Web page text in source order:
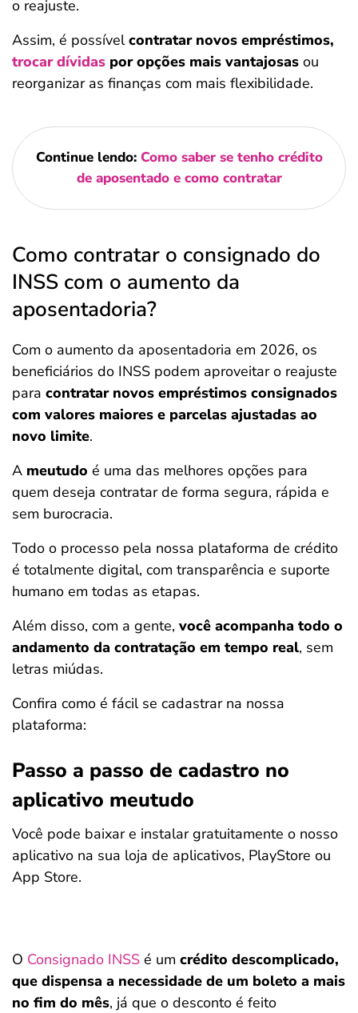
o reajuste.
Assim, é possívelcontratar novos empréstimos,
trocar dívidas por opções mais vantajosas ou
reorganizar as finanças com mais flexibilidade.
Continue lendo: Como saber se tenho crédito
de aposentado e como contratar
Como contratar o consignado do
INSS com o aumento da
aposentadoria?
Com o aumento da aposentadoria em 2026, os
beneficiários do INSS podem aproveitar o reajuste
para contratar novos empréstimos consignados
com valores maiores e parcelas ajustadas ao
novo limite.
A meutudo é uma das melhores opções para
quem deseja contratar de forma segura, rápida e
sem burocracia.
Todo o processo pela nossa plataforma de crédito
é totalmente digital, com transparência e suporte
humano em todas as etapas.
Além disso, com a gente, você acompanha todo o
andamento da contratação em tempo real, sem
letras miúdas.
Confira como é fácil se cadastrar na nossa
plataforma:
Passo a passo de cadastro no
aplicativo meutudo
Você pode baixar e instalar gratuitamente o nosso
aplicativo na sua loja de aplicativos, PlayStore ou
App Store.
O Consignado INSS é um crédito descomplicado,
que dispensa a necessidade de um boleto a mais
no fim do mês, já que o desconto é feito